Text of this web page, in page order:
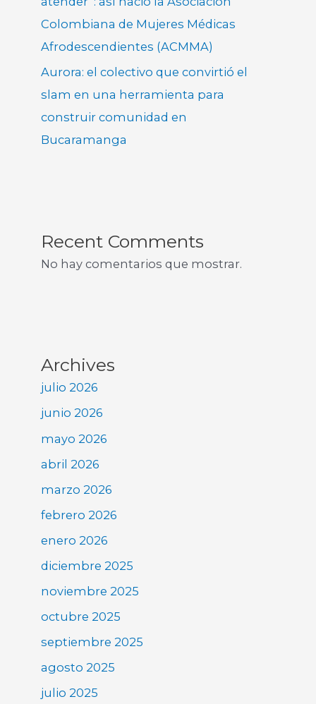
Colombiana de Mujeres Médicas
Afrodescendientes (ACMMA)
Aurora: el colectivo que convirtió el
slam en una herramienta para
construir comunidad en
Bucaramanga
Recent Comments
No hay comentarios que mostrar.
Archives
julio 2026
junio 2026
mayo 2026
abril 2026
marzo 2026
febrero 2026
enero 2026
diciembre 2025
noviembre 2025
octubre 2025
septiembre 2025
agosto 2025
julio 2025